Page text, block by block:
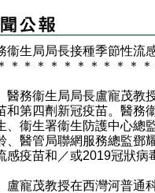
衞生局局長接種季節性流
＊ ＊ ＊ ＊ ＊ ＊ ＊ ＊ ＊ ＊ ＊ ＊
衞生局局長盧寵茂教授
和第四劑新冠疫苗。醫務
、衞生署衞生防護中心總
、醫管局聯網服務總監鄧
感疫苗和／或2019冠狀病
茂教授在西灣河普通科